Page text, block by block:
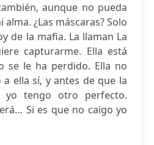
aunque no pueda
¿Las máscaras? Solo
de la mafia. La llaman La
capturarme. Ella está
se le ha perdido. Ella no
ella sí, y antes de que la
yo tengo otro perfecto.
Si es que no caigo yo